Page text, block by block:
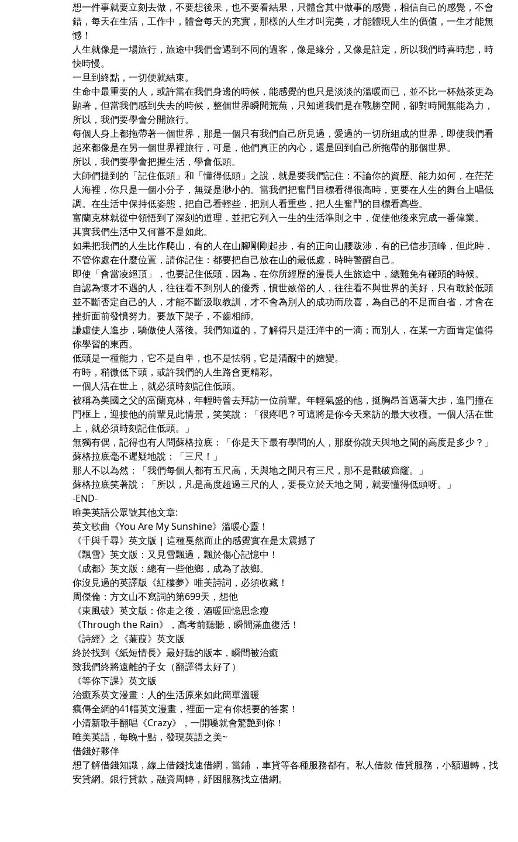
想一件事就要立刻去做，不要想後果，也不要看結果，只體會其中做事的感覺，相信自己的感覺，不會
錯，每天在生活，工作中，體會每天的充實，那樣的人生才叫完美，才能體現人生的價值，一生才能無
憾！
人生就像是一場旅行，旅途中我們會遇到不同的過客，像是緣分，又像是註定，所以我們時喜時悲，時
快時慢。
一旦到終點，一切便就結束。
生命中最重要的人，或許當在我們身邊的時候，能感覺的也只是淡淡的溫暖而已，並不比一杯熱茶更為
顯著，但當我們感到失去的時候，整個世界瞬間荒蕪，只知道我們是在戰勝空間，卻對時間無能為力，
所以，我們要學會分開旅行。
每個人身上都拖帶著一個世界，那是一個只有我們自己所見過，愛過的一切所組成的世界，即使我們看
起來都像是在另一個世界裡旅行，可是，他們真正的內心，還是回到自己所拖帶的那個世界。
所以，我們要學會把握生活，學會低頭。
大師們提到的「記住低頭」和「懂得低頭」之說，就是要我們記住：不論你的資歷、能力如何，在茫茫
人海裡，你只是一個小分子，無疑是渺小的。當我們把奮鬥目標看得很高時，更要在人生的舞台上唱低
調。在生活中保持低姿態，把自己看輕些，把別人看重些，把人生奮鬥的目標看高些。
富蘭克林就從中領悟到了深刻的道理，並把它列入一生的生活準則之中，促使他後來完成一番偉業。
其實我們生活中又何嘗不是如此。
如果把我們的人生比作爬山，有的人在山腳剛剛起步，有的正向山腰跋涉，有的已信步頂峰，但此時，
不管你處在什麼位置，請你記住：都要把自己放在山的最低處，時時警醒自己。
即使「會當凌絕頂」，也要記住低頭，因為，在你所經歷的漫長人生旅途中，總難免有碰頭的時候。
自認為懷才不遇的人，往往看不到別人的優秀，憤世嫉俗的人，往往看不與世界的美好，只有敢於低頭
並不斷否定自己的人，才能不斷汲取教訓，才不會為別人的成功而欣喜，為自己的不足而自省，才會在
挫折面前發憤努力。要放下架子，不齒相師。
謙虛使人進步，驕傲使人落後。我們知道的，了解得只是汪洋中的一滴；而別人，在某一方面肯定值得
你學習的東西。
低頭是一種能力，它不是自卑，也不是怯弱，它是清醒中的嬗變。
有時，稍微低下頭，或許我們的人生路會更精彩。
一個人活在世上，就必須時刻記住低頭。
被稱為美國之父的富蘭克林，年輕時曾去拜訪一位前輩。年輕氣盛的他，挺胸昂首邁著大步，進門撞在
門框上，迎接他的前輩見此情景，笑笑說：「很疼吧？可這將是你今天來訪的最大收穫。一個人活在世
上，就必須時刻記住低頭。」
無獨有偶，記得也有人問蘇格拉底：「你是天下最有學問的人，那麼你說天與地之間的高度是多少？」
蘇格拉底毫不遲疑地說：「三尺！」
那人不以為然：「我們每個人都有五尺高，天與地之間只有三尺，那不是戳破窟窿。」
蘇格拉底笑著說：「所以，凡是高度超過三尺的人，要長立於天地之間，就要懂得低頭呀。」
-END-
唯美英語公眾號其他文章:
英文歌曲《You Are My Sunshine》溫暖心靈！
《千與千尋》英文版 | 這種戛然而止的感覺實在是太震撼了
《飄雪》英文版：又見雪飄過，飄於傷心記憶中！
《成都》英文版：總有一些他鄉，成為了故鄉。
你沒見過的英譯版《紅樓夢》唯美詩詞，必須收藏！
周傑倫：方文山不寫詞的第699天，想他
《東風破》英文版：你走之後，酒暖回憶思念瘦
《Through the Rain》，高考前聽聽，瞬間滿血復活！
《詩經》之《蒹葭》英文版
終於找到《紙短情長》最好聽的版本，瞬間被治癒
致我們終將遠離的子女（翻譯得太好了）
《等你下課》英文版
治癒系英文漫畫：人的生活原來如此簡單溫暖
瘋傳全網的41幅英文漫畫，裡面一定有你想要的答案！
小清新歌手翻唱《Crazy》，一開嗓就會驚艷到你！
唯美英語，每晚十點，發現英語之美~
借錢好夥伴
想了解借錢知識 ， 線上借錢找速借網 ， 當鋪 ， 車貸等各種服務都有。 私人借款 借貸服務 ， 小額週轉 ，找
安貸網。 銀行貸款 ， 融資周轉 ， 紓困服務找立借網。